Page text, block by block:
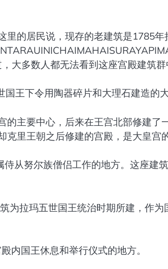
里的居民说，现存的老建筑是1785
大多数人都无法看到这座宫殿建筑群
王下令用陶器碎片和大理石建造的大
的主要中心，后来在王宫北部修建了
克里王朝之后修建的宫殿，是大皇宫
从努尔族僧侣工作的地方。这座建
为拉玛五世国王统治时期所建，作为
内国王休息和举行仪式的地方。